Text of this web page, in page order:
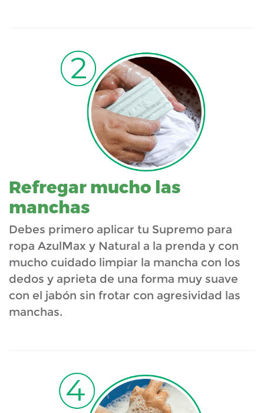
Refregar mucho las
manchas
Debes primero aplicar tu Supremo para
ropa AzulMax y Natural a la prenda y con
mucho cuidado limpiar la mancha con los
dedos y aprieta de una forma muy suave
con el jabón sin frotar con agresividad las
manchas.